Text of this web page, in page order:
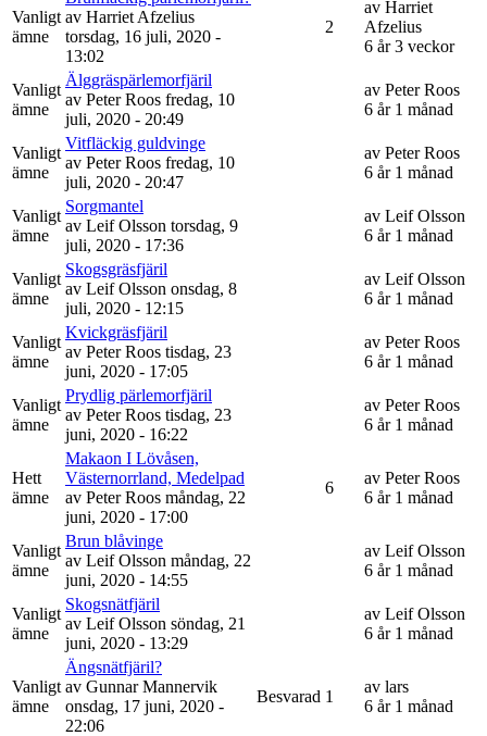
Vanligt
ämne
av Harriet Afzelius
torsdag, 16 juli, 2020 -
13:02
2
av Harriet
Afzelius
6 år 3 veckor
Vanligt
ämne
Älggräspärlemorfjäril
av Peter Roos fredag, 10
juli, 2020 - 20:49
av Peter Roos
6 år 1 månad
Vanligt
ämne
Vitfläckig guldvinge
av Peter Roos fredag, 10
juli, 2020 - 20:47
av Peter Roos
6 år 1 månad
Vanligt
ämne
Sorgmantel
av Leif Olsson torsdag, 9
juli, 2020 - 17:36
av Leif Olsson
6 år 1 månad
Vanligt
ämne
Skogsgräsfjäril
av Leif Olsson onsdag, 8
juli, 2020 - 12:15
av Leif Olsson
6 år 1 månad
Vanligt
ämne
Kvickgräsfjäril
av Peter Roos tisdag, 23
juni, 2020 - 17:05
av Peter Roos
6 år 1 månad
Vanligt
ämne
Prydlig pärlemorfjäril
av Peter Roos tisdag, 23
juni, 2020 - 16:22
av Peter Roos
6 år 1 månad
Hett
ämne
Makaon I Lövåsen,
Västernorrland, Medelpad
av Peter Roos måndag, 22
juni, 2020 - 17:00
6
av Peter Roos
6 år 1 månad
Vanligt
ämne
Brun blåvinge
av Leif Olsson måndag, 22
juni, 2020 - 14:55
av Leif Olsson
6 år 1 månad
Vanligt
ämne
Skogsnätfjäril
av Leif Olsson söndag, 21
juni, 2020 - 13:29
av Leif Olsson
6 år 1 månad
Vanligt
ämne
Ängsnätfjäril?
av Gunnar Mannervik
onsdag, 17 juni, 2020 -
22:06
Besvarad 1
av lars
6 år 1 månad